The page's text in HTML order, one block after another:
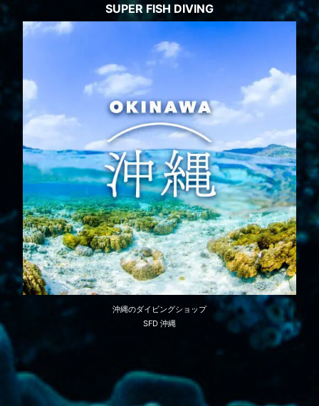
SUPER FISH DIVING
沖縄のダイビングショップ
SFD 沖縄